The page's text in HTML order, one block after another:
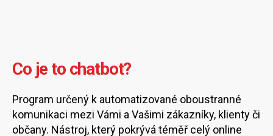
Co je to chatbot?
Program určený k automatizované oboustranné
komunikaci mezi Vámi a Vašimi zákazníky, klienty či
občany. Nástroj, který pokrývá téměř celý online